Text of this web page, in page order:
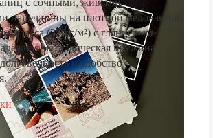
с сочными, живыми
напечатаны на плотной мелованной
класса (250 г/м²) с глянцевым
металлическая пружина
и удобство